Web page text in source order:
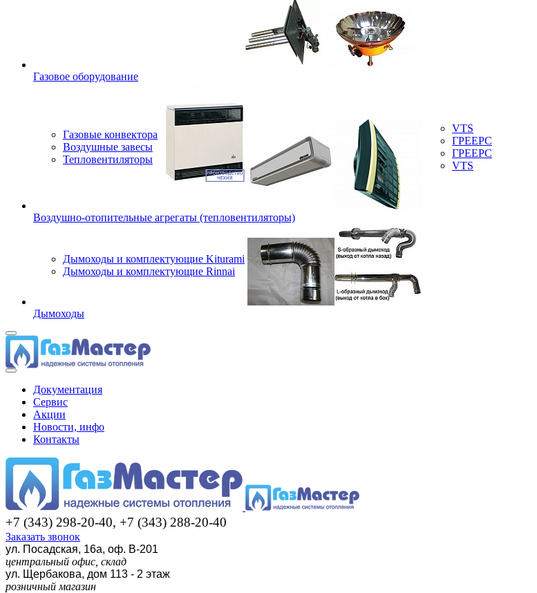
Газовое оборудование
Газовые конвектора
Воздушные завесы
Тепловентиляторы
VTS
ГРЕЕРС
ГРЕЕРС
VTS
Воздушно-отопительные агрегаты (тепловентиляторы)
Дымоходы и комплектующие Kiturami
Дымоходы и комплектующие Rinnai
Дымоходы
Документация
Сервис
Акции
Новости, инфо
Контакты
+7 (343) 298-20-40, +7 (343) 288-20-40
Заказать звонок
ул. Посадская, 16а, оф. В-201
центральный офис, склад
ул. Щербакова, дом 113 - 2 этаж
розничный магазин